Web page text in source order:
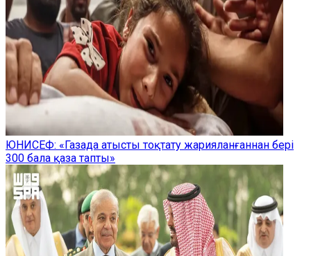
ЮНИСЕФ: «Газада атысты тоқтату жарияланғаннан бері
300 бала қаза тапты»